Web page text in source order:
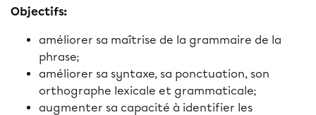
Objectifs:
améliorer sa maîtrise de la grammaire de la
phrase;
améliorer sa syntaxe, sa ponctuation, son
orthographe lexicale et grammaticale;
augmenter sa capacité à identifier les